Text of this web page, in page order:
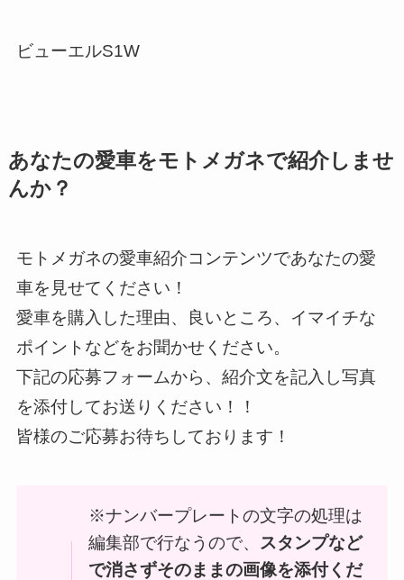
ビューエルS1W
あなたの愛車をモトメガネで紹介しませ
んか？
モトメガネの愛車紹介コンテンツであなたの愛
車を見せてください！
愛車を購入した理由、良いところ、イマイチな
ポイントなどをお聞かせください。
下記の応募フォームから、紹介文を記入し写真
を添付してお送りください！！
皆様のご応募お待ちしております！
※ナンバープレートの文字の処理は
編集部で行なうので、
スタンプなど
で消さずそのままの画像を添付くだ